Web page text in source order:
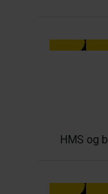
HMS og